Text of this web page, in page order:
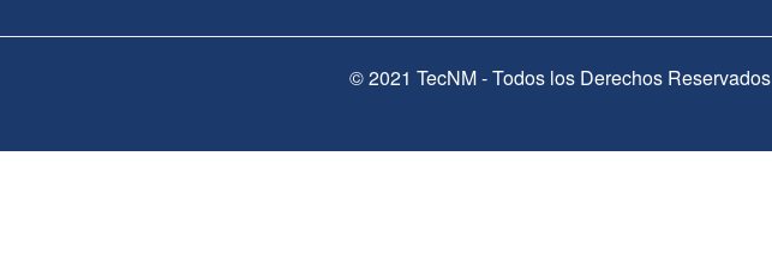
© 2021 TecNM - Todos los Derechos Reservados